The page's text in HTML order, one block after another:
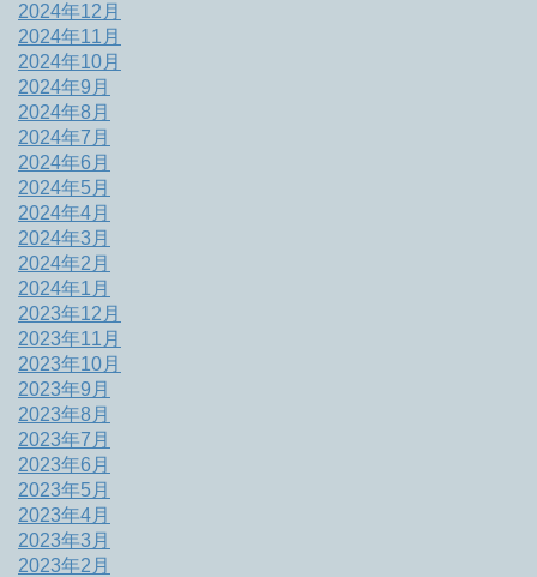
2024年12月
2024年11月
2024年10月
2024年9月
2024年8月
2024年7月
2024年6月
2024年5月
2024年4月
2024年3月
2024年2月
2024年1月
2023年12月
2023年11月
2023年10月
2023年9月
2023年8月
2023年7月
2023年6月
2023年5月
2023年4月
2023年3月
2023年2月